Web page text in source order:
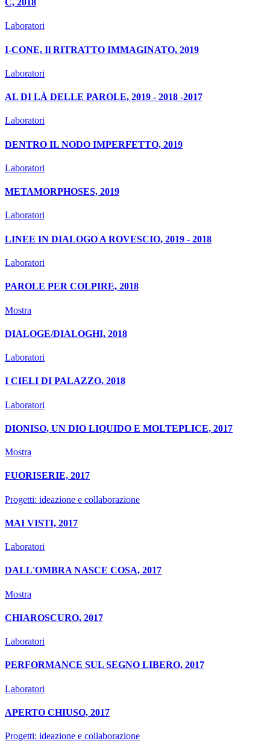
C, 2018
Laboratori
I-CONE, Il RITRATTO IMMAGINATO, 2019
Laboratori
AL DI LÀ DELLE PAROLE, 2019 - 2018 -2017
Laboratori
DENTRO IL NODO IMPERFETTO, 2019
Laboratori
METAMORPHOSES, 2019
Laboratori
LINEE IN DIALOGO A ROVESCIO, 2019 - 2018
Laboratori
PAROLE PER COLPIRE, 2018
Mostra
DIALOGE/DIALOGHI, 2018
Laboratori
I CIELI DI PALAZZO, 2018
Laboratori
DIONISO, UN DIO LIQUIDO E MOLTEPLICE, 2017
Mostra
FUORISERIE, 2017
Progetti: ideazione e collaborazione
MAI VISTI, 2017
Laboratori
DALL'OMBRA NASCE COSA, 2017
Mostra
CHIAROSCURO, 2017
Laboratori
PERFORMANCE SUL SEGNO LIBERO, 2017
Laboratori
APERTO CHIUSO, 2017
Progetti: ideazione e collaborazione